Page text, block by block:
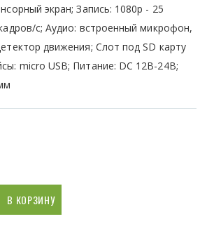
экран; Запись: 1080р - 25
с; Аудио: встроенный микрофон,
движения; Слот под SD карту
micro USB; Питание: DC 12В-24В;
В КОРЗИНУ